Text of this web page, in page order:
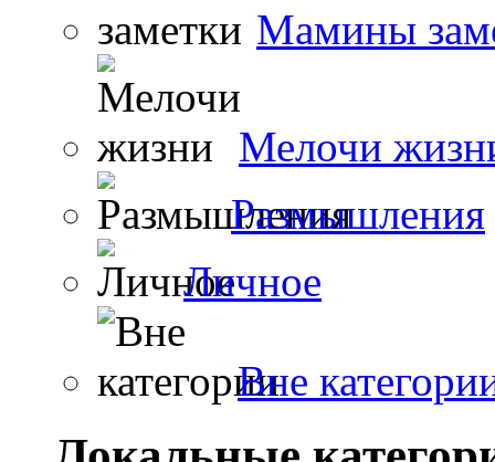
Мамины
Мелочи
Размышления
Личное
Вне